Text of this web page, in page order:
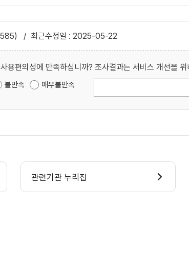
/ 최근수정일 : 2025-05-22
용편의성에 만족하십니까? 조사결과는 서비스 개선을
불만족 매우불만족
관련기관 누리집